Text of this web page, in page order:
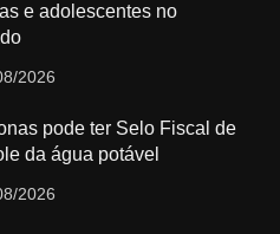
e adolescentes no
2026
pode ter Selo Fiscal de
da água potável
2026